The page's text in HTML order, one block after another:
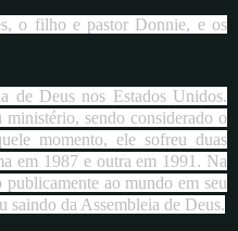
o filho e pastor Donnie, e os
de Deus nos Estados Unidos.
sendo considerado o
momento, ele sofreu duas
em 1987 e outra em 1991. Na
ao mundo em seu
saindo da Assembleia de Deus.